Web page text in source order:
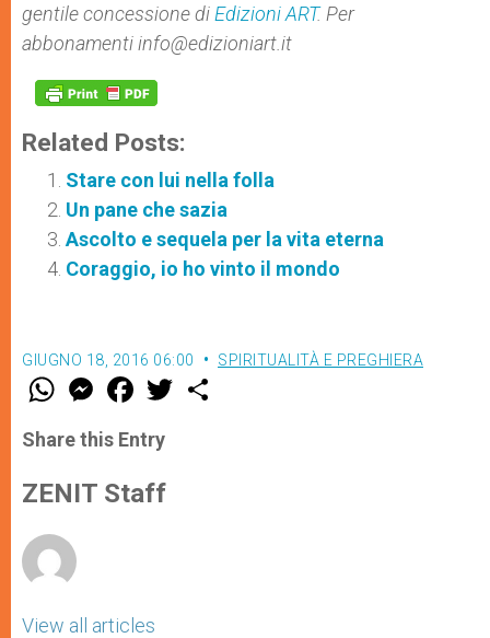
gentile concessione di Edizioni ART. Per
abbonamentiinfo@edizioniart.it
Related Posts:
Stare con lui nella folla
Un pane che sazia
Ascolto e sequela per la vita eterna
Coraggio, io ho vinto il mondo
GIUGNO 18, 2016 06:00 SPIRITUALITÀ E PREGHIERA
W
t
s
p
p
M
e
s
e
g
e
F
a
e
b
o
k
w
Share this Entry
ZENIT Staff
View all articles